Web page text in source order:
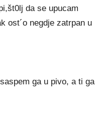
da se upucam
ost´o negdje zatrpan u
ga u pivo, a ti ga